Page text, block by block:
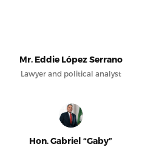
Mr. Eddie López Serrano
Lawyer and political analyst
Hon. Gabriel “Gaby”